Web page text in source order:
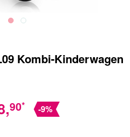
Kombi-Kinderwagen
,90* -9%